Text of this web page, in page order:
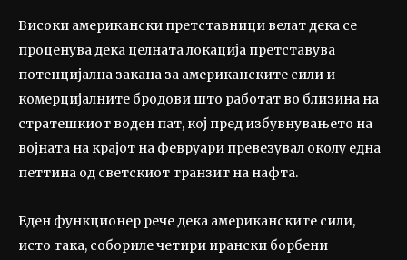
Високи американски претставници велат дека се
проценува дека целната локација претставува
потенцијална закана за американските сили и
комерцијалните бродови што работат во близина на
стратешкиот воден пат, кој пред избувнувањето на
војната на крајот на февруари превезувал околу една
петтина од светскиот транзит на нафта.
Еден функционер рече дека американските сили,
исто така, собориле четири ирански борбени